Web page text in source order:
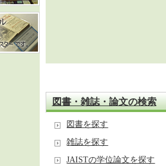
図書・雑誌・論文の検索
図書を探す
雑誌を探す
JAISTの学位論文を探す